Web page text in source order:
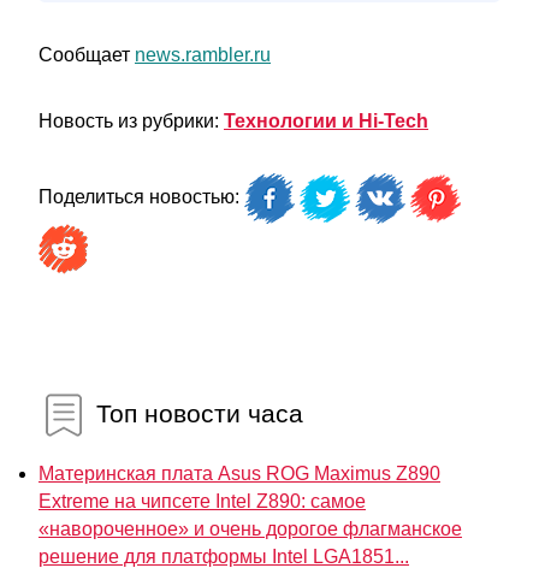
Сообщает news.rambler.ru
Новость из рубрики: Технологии и Hi-Tech
Поделиться новостью:
Топ новости часа
Материнская плата Asus ROG Maximus Z890
Extreme на чипсете Intel Z890: самое
«навороченное» и очень дорогое флагманское
решение для платформы Intel LGA1851...